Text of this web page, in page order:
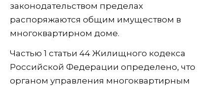
законодательством пределах
распоряжаются общим имуществом в
многоквартирном доме.
Частью 1 статьи 44 Жилищного кодекса
Российской Федерации определено, что
органом управления многоквартирным